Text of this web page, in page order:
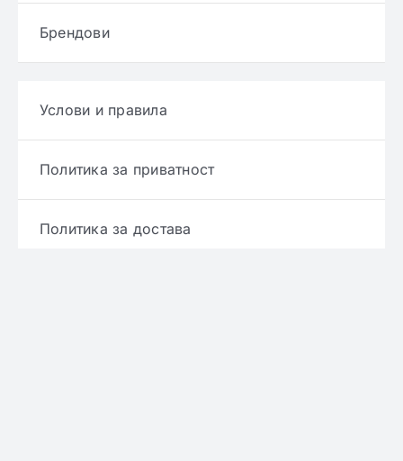
Брендови
Услови и правила
Политика за приватност
Политика за достава